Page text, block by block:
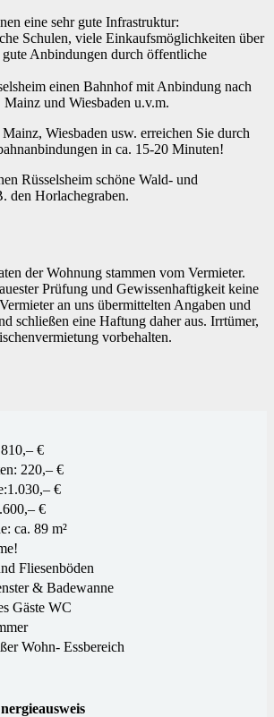
eine sehr gute Infrastruktur:
Schulen, viele Einkaufsmöglichkeiten über
gute Anbindungen durch öffentliche
einen Bahnhof mit Anbindung nach
und Wiesbaden u.v.m.
Wiesbaden usw. erreichen Sie durch
in ca. 15-20 Minuten!
Rüsselsheim schöne Wald- und
den Horlachegraben.
der Wohnung stammen vom Vermieter.
Prüfung und Gewissenhaftigkeit keine
an uns übermittelten Angaben und
schließen eine Haftung daher aus. Irrtümer,
vorbehalten.
€
220,– €
€
€
ca. 89 m²
Fliesenböden
& Badewanne
Gäste WC
Wohn- Essbereich